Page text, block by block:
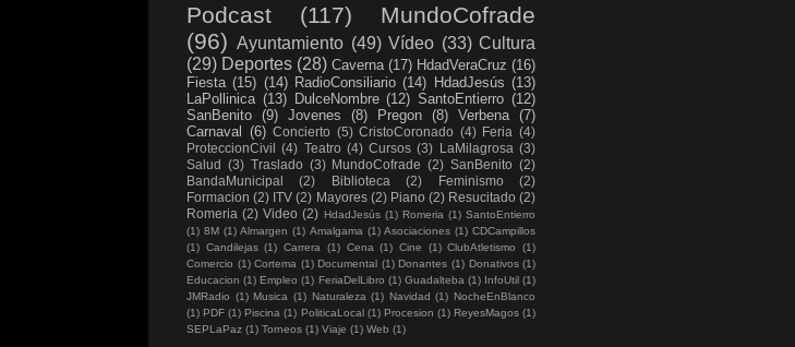
Podcast (117)
MundoCofrade
(96) Ayuntamiento (49) Vídeo (33) Cultura
(29) Deportes (28) Caverna (17) HdadVeraCruz (16)
Fiesta (15) (14) RadioConsiliario (14) HdadJesús (13)
LaPollinica (13) DulceNombre (12) SantoEntierro (12)
SanBenito (9) Jovenes (8) Pregon (8) Verbena (7)
Carnaval (6) Concierto (5) CristoCoronado (4) Feria (4)
ProteccionCivil (4) Teatro (4) Cursos (3) LaMilagrosa (3)
Salud (3) Traslado (3) MundoCofrade (2) SanBenito (2)
BandaMunicipal
(2) Biblioteca (2) Feminismo
(2)
Formacion (2) ITV (2) Mayores (2) Piano (2) Resucitado (2)
Romeria (2) Video (2) HdadJesús (1) Romeria (1) SantoEntierro
(1) 8M (1) Almargen (1) Amalgama (1) Asociaciones (1) CDCampillos
(1) Candilejas (1) Carrera (1) Cena (1) Cine (1) ClubAtletismo
(1)
Comercio (1) Cortema (1) Documental (1) Donantes (1) Donativos (1)
Educacion (1) Empleo (1) FeriaDelLibro (1) Guadalteba (1) InfoUtil (1)
JMRadio (1) Musica (1) Naturaleza (1) Navidad (1) NocheEnBlanco
(1) PDF (1) Piscina (1) PoliticaLocal (1) Procesion (1) ReyesMagos (1)
SEPLaPaz (1) Torneos (1) Viaje (1) Web (1)